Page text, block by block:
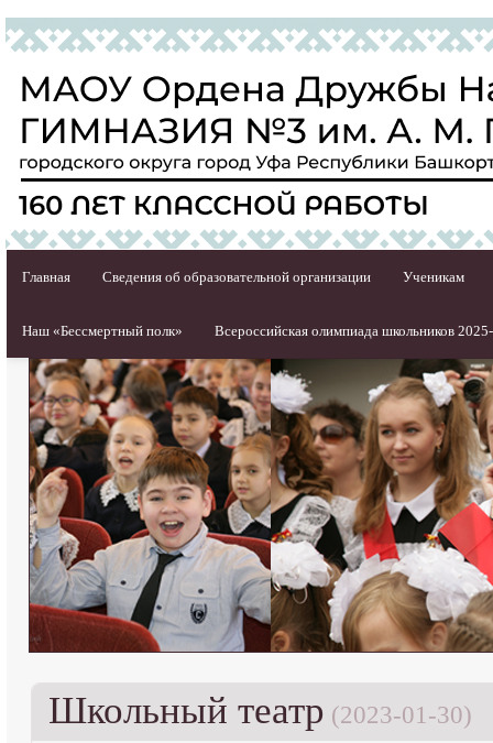
Главная Сведения об образовательной организации Ученикам
Наш «Бессмертный полк» Всероссийская олимпиада школьников
Школьный театр (2023-01-30)